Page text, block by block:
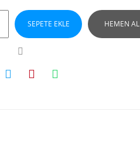
SEPETE EKLE HEMEN AL